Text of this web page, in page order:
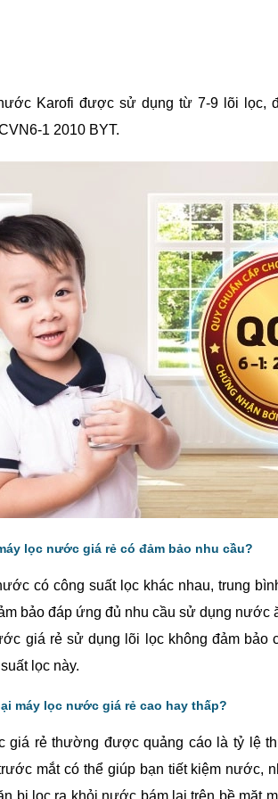
Karofi được sử dụng từ 7-9 lõi lọc,
1 2010 BYT.
lọc nước giá rẻ có đảm bảo nhu cầu?
có công suất lọc khác nhau, trung
bảo đáp ứng đủ nhu cầu sử dụng
giá rẻ sử dụng lõi lọc không đảm
lọc này.
máy lọc nước giá rẻ cao hay thấp?
giá rẻ thường được quảng cáo là tỷ lệ
mắt có thể giúp bạn tiết kiệm nước,
bị lọc ra khỏi nước bám lại trên bề mặt